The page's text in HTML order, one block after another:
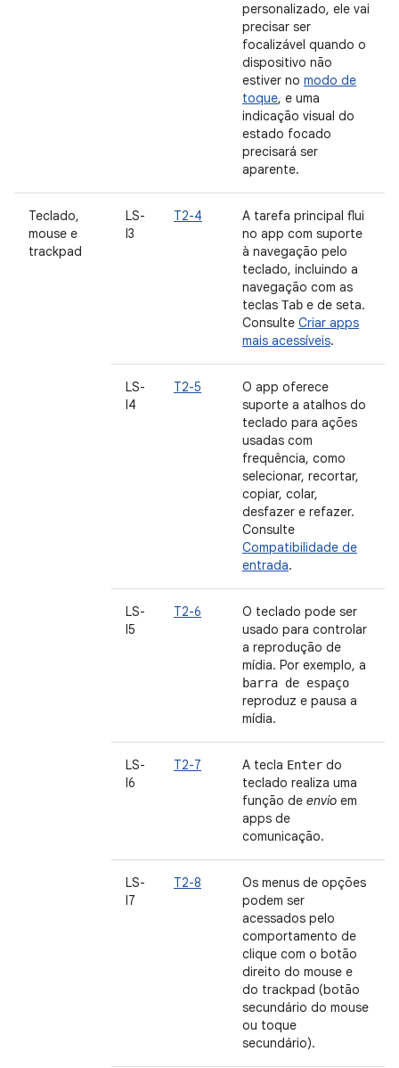
personalizado, ele vai
precisar ser
focalizável quando o
dispositivo não
estiver no modo de
toque, e uma
indicação visual do
estado focado
precisará ser
aparente.
Teclado,
mouse e
trackpad
LS-
I3
T2-4
A tarefa principal flui
no app com suporte
à navegação pelo
teclado, incluindo a
navegação com as
teclas Tab e de seta.
Consulte Criar apps
mais acessíveis.
LS-
I4
T2-5
O app oferece
suporte a atalhos do
teclado para ações
usadas com
frequência, como
selecionar, recortar,
copiar, colar,
desfazer e refazer.
Consulte
Compatibilidade de
entrada.
LS-
I5
T2-6
O teclado pode ser
usado para controlar
a reprodução de
mídia. Por exemplo, a
barra de espaço
reproduz e pausa a
mídia.
LS-
I6
T2-7 A tecla Enter do
teclado realiza uma
função de envio em
apps de
comunicação.
LS-
I7
T2-8
Os menus de opções
podem ser
acessados pelo
comportamento de
clique com o botão
direito do mouse e
do trackpad (botão
secundário do mouse
ou toque
secundário).